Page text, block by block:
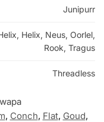
Junipurr
Helix, Neus, Oorlel,
Rook, Tragus
Threadless
, Conch, Flat, Goud,